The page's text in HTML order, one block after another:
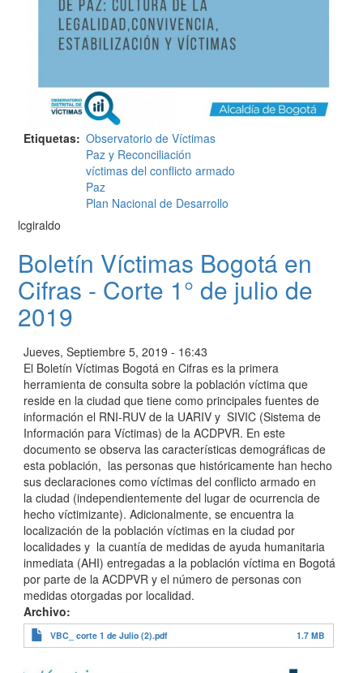
Etiquetas Observatorio de Víctimas
Paz y Reconciliación
víctimas del conflicto armado
Paz
Plan Nacional de Desarrollo
lcgiraldo
Boletín Víctimas Bogotá en
Cifras - Corte 1° de julio de
2019
Jueves, Septiembre 5, 2019 - 16:43
El Boletín Víctimas Bogotá en Cifras es la primera
herramienta de consulta sobre la población víctima que
reside en la ciudad que tiene como principales fuentes de
información el RNI-RUV de la UARIV y SIVIC (Sistema de
Información para Víctimas) de la ACDPVR. En este
documento se observa las características demográficas de
esta población, las personas que históricamente han hecho
sus declaraciones como víctimas del conflicto armado en
la ciudad (independientemente del lugar de ocurrencia de
hecho víctimizante). Adicionalmente, se encuentra la
localización de la población víctimas en la ciudad por
localidades y la cuantía de medidas de ayuda humanitaria
inmediata (AHI) entregadas a la población víctima en Bogotá
por parte de la ACDPVR y el número de personas con
medidas otorgadas por localidad.
Archivo
VBC_ corte 1 de Julio (2).pdf 1.7 MB